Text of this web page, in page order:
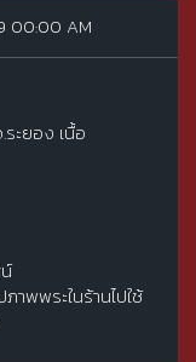
00:00 AM
ะยอง เนื้อ
พพระในร้านไปใช้